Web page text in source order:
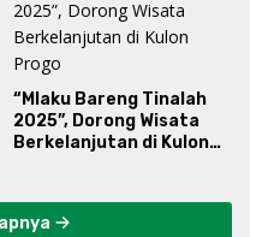
“Mlaku Bareng Tinalah
2025”, Dorong Wisata
Berkelanjutan di Kulon